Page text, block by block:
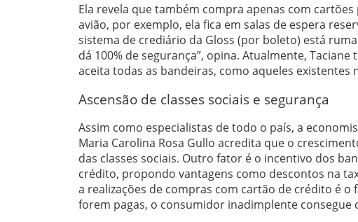
Ela revela que também compra apenas com
avião, por exemplo, ela fica em salas de espera
sistema de crediário da Gloss (por boleto) está
dá 100% de segurança”, opina. Atualmente,
aceita todas as bandeiras, como aqueles
Ascensão de classes sociais e segurança
Assim como especialistas de todo o país, a
Maria Carolina Rosa Gullo acredita que o
das classes sociais. Outro fator é o incentivo dos
crédito, propondo vantagens como descontos na
a realizações de compras com cartão de crédito é
forem pagas, o consumidor inadimplente